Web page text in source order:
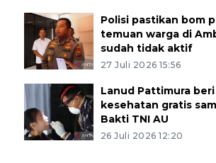
Polisi pastikan bom
temuan warga di
sudah tidak aktif
27 Juli 2026 15:56
Lanud Pattimura beri
kesehatan gratis
Bakti TNI AU
26 Juli 2026 12:20